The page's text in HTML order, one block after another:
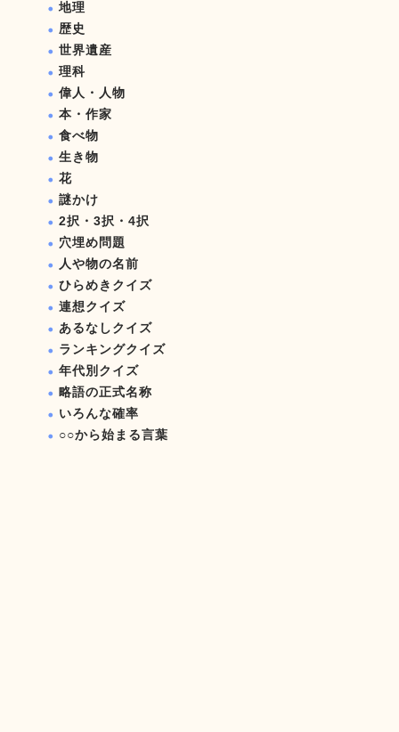
地理
歴史
世界遺産
理科
偉人・人物
本・作家
食べ物
生き物
花
謎かけ
2択・3択・4択
穴埋め問題
人や物の名前
ひらめきクイズ
連想クイズ
あるなしクイズ
ランキングクイズ
年代別クイズ
略語の正式名称
いろんな確率
○○から始まる言葉